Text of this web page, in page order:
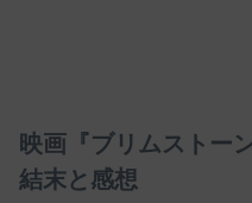
映画『ブリムストー
結末と感想